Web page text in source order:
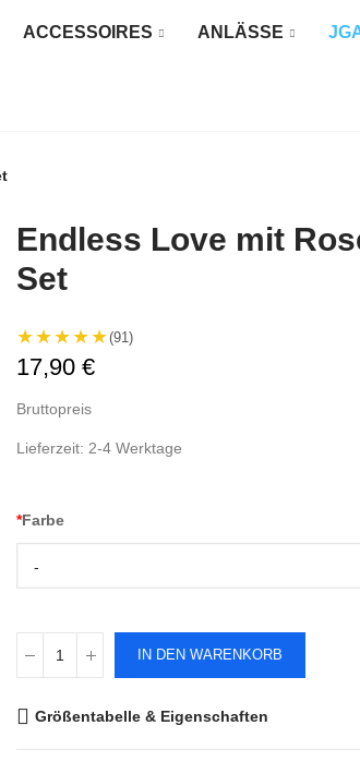
ACCESSOIRES ANLÄSSE
Endless Love mit
Set
★★★★★(91)
17,90 €
Bruttopreis
Lieferzeit: 2-4 Werktage
*Farbe
-
IN DEN WARENKORB
Größentabelle & Eigenschaften